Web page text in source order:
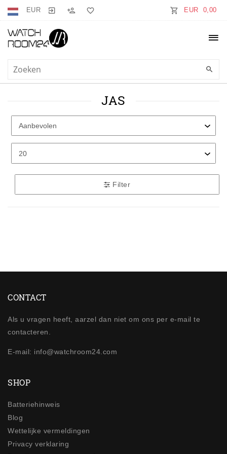
EUR EUR 0,00
JAS
Filter
CONTACT
Als u vragen heeft, aarzel dan niet om ons per e-mail te
contacteren.
E-mail: info@watchroom24.com
SHOP
Batteriehinweis
Blog
Wettelijke vermeldingen
Privacy verklaring